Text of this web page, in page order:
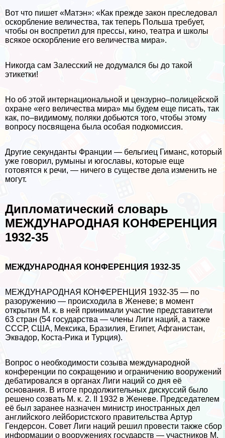
Вот что пишет «Матэн»: «Как прежде закон преследовал
оскорбление величества, так теперь Польша требует,
чтобы он воспретил для прессы, кино, театра и школы
всякое оскорбление его величества мира».
Никогда сам Залесский не додумался бы до такой
этикетки!
Но об этой интернациональной и цензурно–полицейской
охране «его величества мира» мы будем еще писать, так
как, по–видимому, поляки добьются того, чтобы этому
вопросу посвящена была особая подкомиссия.
Другие секунданты Франции — бельгиец Гиманс, который
уже говорил, румыны и югославы, которые еще
готовятся к речи, — ничего в существе дела изменить не
могут.
Дипломатический словарь
МЕЖДУНАРОДНАЯ КОНФЕРЕНЦИЯ
1932-35
МЕЖДУНАРОДНАЯ КОНФЕРЕНЦИЯ 1932-35
МЕЖДУНАРОДНАЯ КОНФЕРЕНЦИЯ 1932-35 — по
разоружению — происходила в Женеве; в момент
открытия М. к. в ней принимали участие представители
63 стран (54 государства — члeны Лиги наций, а также
СССР, США, Мексика, Бразилия, Египет, Афганистан,
Эквадор, Коста-Рика и Турция).
Вопрос о необходимости созыва международной
конференции по сокращению и ограничению вооружений
дебатировался в органах Лиги наций со дня её
основания. В итоге продолжительных дискуссий было
решено созвать М. к. 2. II 1932 в Женеве. Председателем
её был заранее назначен министр иностранных дел
английского лейбористского правительства Артур
Гендерсон. Совет Лиги наций решил провести также сбор
информации о вооружениях государств — участников М.